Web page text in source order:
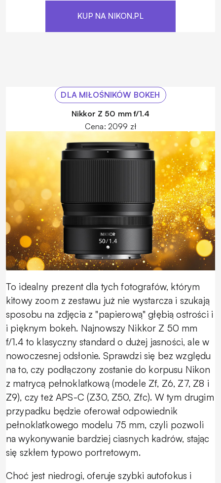
KUP NA NIKON.PL
DLA MIŁOŚNIKÓW BOKEH
Nikkor Z 50 mm f/1.4
Cena: 2099 zł
To idealny prezent dla tych fotografów, którym
kitowy zoom z zestawu już nie wystarcza i szukają
sposobu na zdjęcia z "papierową" głębią ostrości i
i pięknym bokeh. Najnowszy Nikkor Z 50 mm
f/1.4 to klasyczny standard o dużej jasności, ale w
nowoczesnej odsłonie. Sprawdzi się bez względu
na to, czy podłączony zostanie do korpusu Nikon
z matrycą pełnoklatkową (modele Zf, Z6, Z7, Z8 i
Z9), czy też APS-C (Z30, Z50, Zfc). W tym drugim
przypadku będzie oferował odpowiednik
pełnoklatkowego modelu 75 mm, czyli pozwoli
na wykonywanie bardziej ciasnych kadrów, stając
się szkłem typowo portretowym.
Choć jest niedrogi, oferuje szybki autofokus i